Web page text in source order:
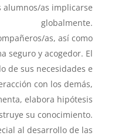
alumnos/as implicarse
globalmente.
as, así como
seguro y acogedor. El
de sus necesidades e
con los demás,
elabora hipótesis
su conocimiento.
al desarrollo de las